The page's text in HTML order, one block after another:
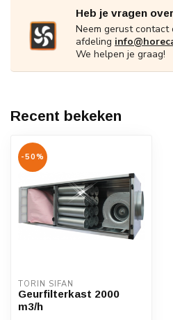
Heb je vragen
Neem gerust contact
afdeling
We helpen je graag!
Recent bekeken
-50%
TORIN SIFAN
Geurfilterkast 2000
m3/h